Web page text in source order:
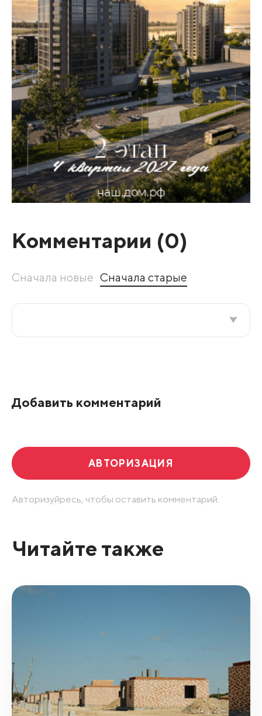
Комментарии (0)
Сначала новые Сначала старые
Добавить комментарий
АВТОРИЗАЦИЯ
Авторизуйресь, чтобы оставить комментарий.
Читайте также